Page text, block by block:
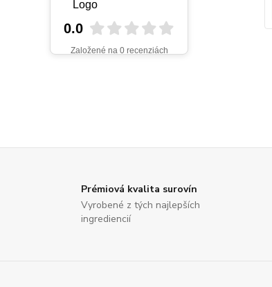
0.0
Založené na 0 recenziách
Prémiová kvalita surovín
Vyrobené z tých najlepších
ingrediencií